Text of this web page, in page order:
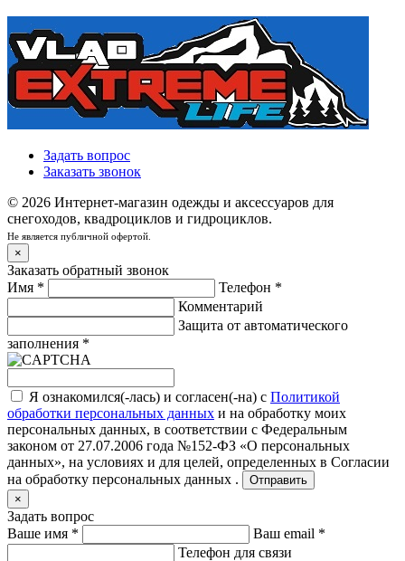
Задать вопрос
Заказать звонок
© 2026 Интернет-магазин одежды и аксессуаров для
снегоходов, квадроциклов и гидроциклов.
Не является публичной офертой.
×
Заказать обратный звонок
Имя * Телефон *
Комментарий
Защита от автоматического
заполнения *
Я ознакомился(-лась) и согласен(-на) с Политикой
обработки персональных данных и на обработку моих
персональных данных, в соответствии с Федеральным
законом от 27.07.2006 года №152-ФЗ «О персональных
данных», на условиях и для целей, определенных в Согласии
на обработку персональных данных .
Отправить
×
Задать вопрос
Ваше имя * Ваш email *
Телефон для связи